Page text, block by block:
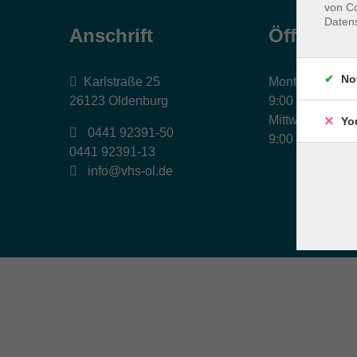
Anschrift
Karlstraße 25
26123 Oldenburg
0441 92391-50
0441 92391-13
info@vhs-ol.de
Montag,
9:00 bis 17:00
Mittwoch und
9:00 bis 12:30
von